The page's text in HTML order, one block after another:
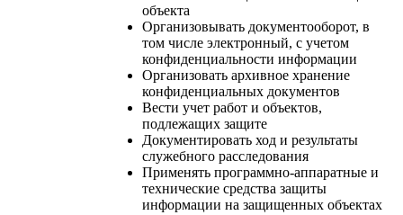
объекта
Организовывать документооборот, в
том числе электронный, с учетом
конфиденциальности информации
Организовать архивное хранение
конфиденциальных документов
Вести учет работ и объектов,
подлежащих защите
Документировать ход и результаты
служебного расследования
Применять программно-аппаратные и
технические средства защиты
информации на защищенных объектах